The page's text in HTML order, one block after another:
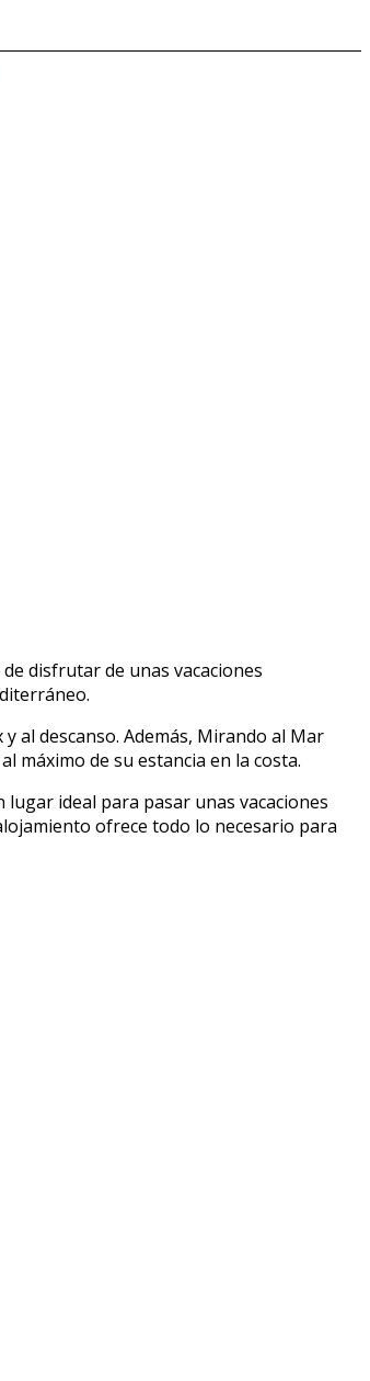
disfrutar de unas vacaciones
al descanso. Además, Mirando al Mar
máximo de su estancia en la costa.
ideal para pasar unas vacaciones
ofrece todo lo necesario para